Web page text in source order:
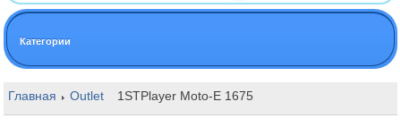
Категории
Главная Outlet 1STPlayer Moto-E 1675